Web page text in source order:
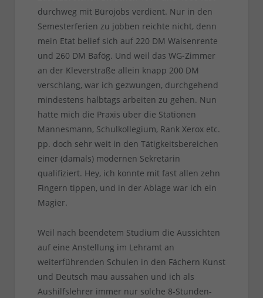
durchweg mit Bürojobs verdient. Nur in den
Semesterferien zu jobben reichte nicht, denn
mein Etat belief sich auf 220 DM Waisenrente
und 260 DM Bafög. Und weil das WG-Zimmer
an der Kleverstraße allein knapp 200 DM
verschlang, war ich gezwungen, durchgehend
mindestens halbtags arbeiten zu gehen. Nun
hatte mich die Praxis über die Stationen
Mannesmann, Schulkollegium, Rank Xerox etc.
pp. doch sehr weit in den Tätigkeitsbereichen
einer (damals) modernen Sekretärin
qualifiziert. Hey, ich konnte mit fast allen zehn
Fingern tippen, und in der Ablage war ich ein
Magier.
Weil nach beendetem Studium die Aussichten
auf eine Anstellung im Lehramt an
weiterführenden Schulen in den Fächern Kunst
und Deutsch mau aussahen und ich als
Aushilfslehrer immer nur solche 8-Stunden-